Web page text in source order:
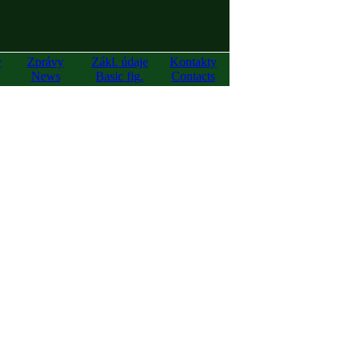
Zprávy
News
Zákl. údaje
Basic fig.
Kontakty
Contacts